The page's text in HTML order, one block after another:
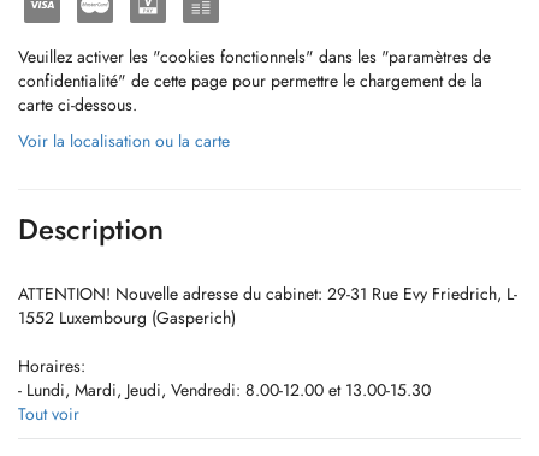
Veuillez activer les "cookies fonctionnels" dans les "paramètres de
confidentialité" de cette page pour permettre le chargement de la
carte ci-dessous.
Voir la localisation ou la carte
Description
ATTENTION! Nouvelle adresse du cabinet: 29-31 Rue Evy Friedrich, L-
1552 Luxembourg (Gasperich)
Horaires:
- Lundi, Mardi, Jeudi, Vendredi: 8.00-12.00 et 13.00-15.30
- Mercredi de 8:00 a 12:00 h
Tout voir